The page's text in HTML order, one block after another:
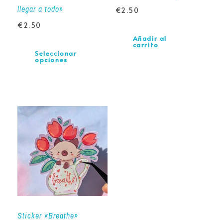
llegar a todo»
€2.50
Seleccionar
opciones
€2.50
Añadir al
carrito
Sticker «Breathe»